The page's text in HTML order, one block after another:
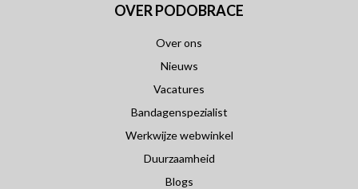
OVER PODOBRACE
Over ons
Nieuws
Vacatures
Bandagenspezialist
Werkwijze webwinkel
Duurzaamheid
Blogs